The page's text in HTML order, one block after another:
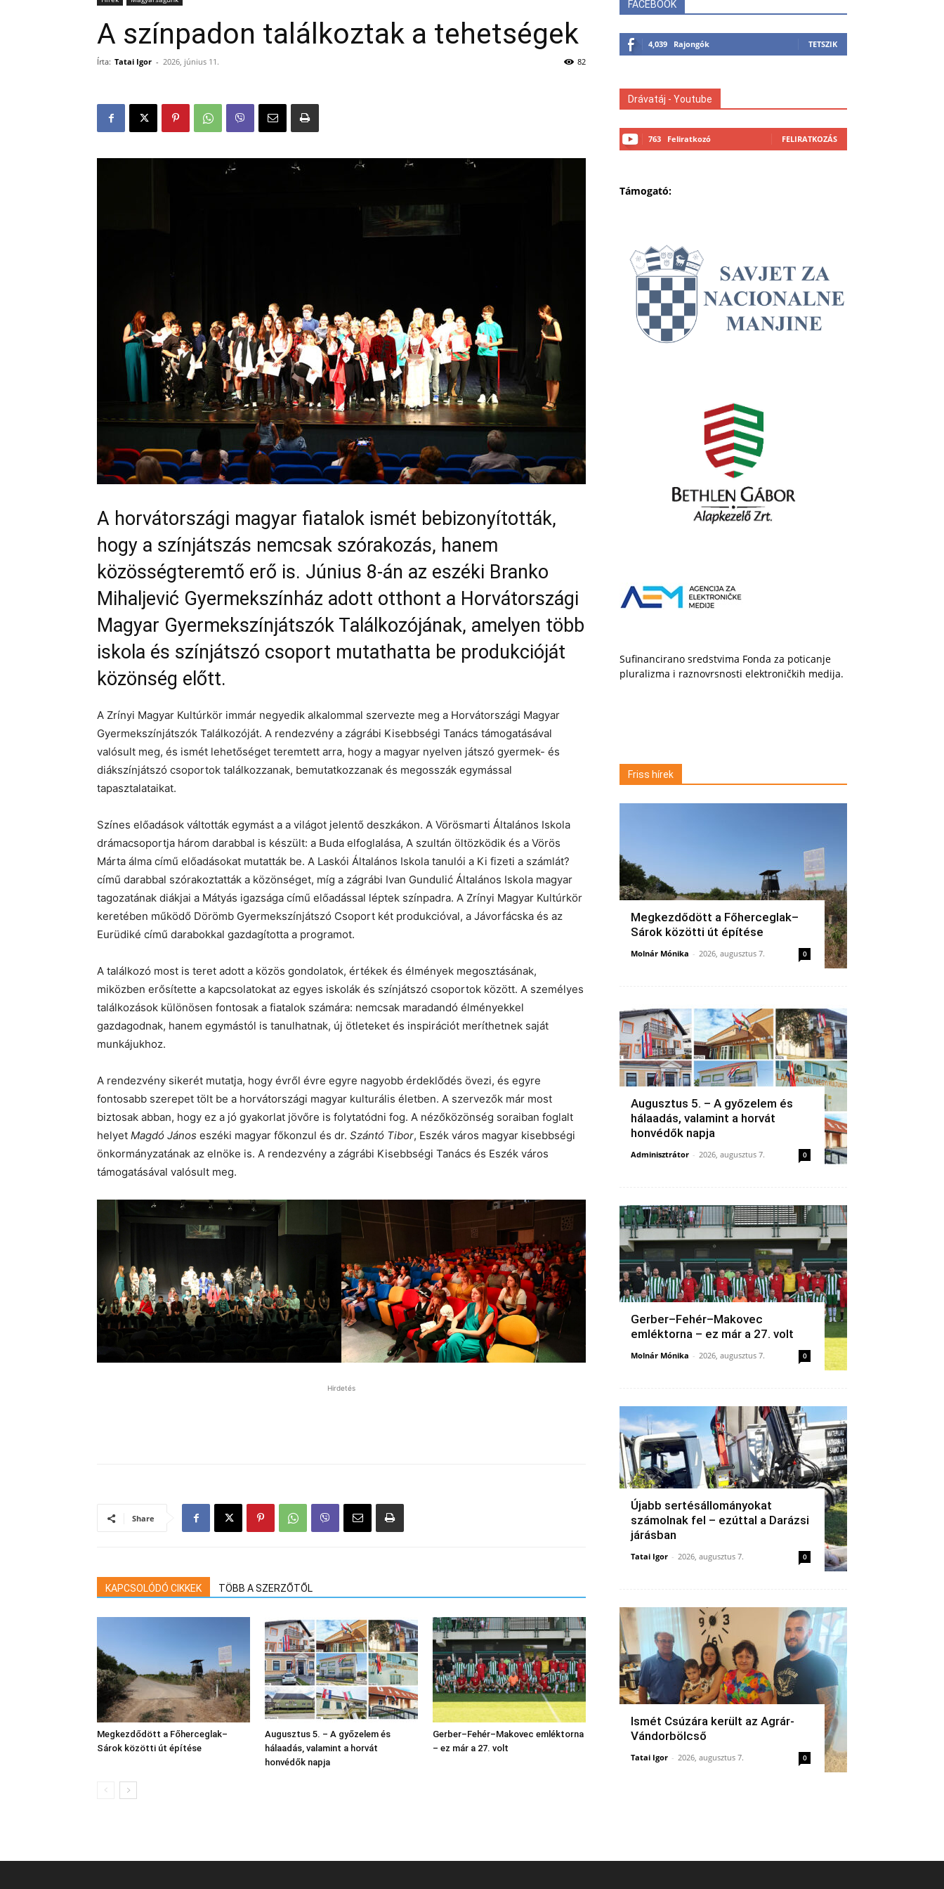
A színpadon találkoztak a tehetségek
Írta: Tatai Igor - 2026, június 11. 82
A horvátországi magyar fiatalok ismét bebizonyították,
hogy a színjátszás nemcsak szórakozás, hanem
közösségteremtő erő is. Június 8-án az eszéki Branko
Mihaljević Gyermekszínház adott otthont a Horvátországi
Magyar Gyermekszínjátszók Találkozójának, amelyen több
iskola és színjátszó csoport mutathatta be produkcióját
közönség előtt.
A Zrínyi Magyar Kultúrkör immár negyedik alkalommal szervezte meg a Horvátországi Magyar
Gyermekszínjátszók Találkozóját. A rendezvény a zágrábi Kisebbségi Tanács támogatásával
valósult meg, és ismét lehetőséget teremtett arra, hogy a magyar nyelven játszó gyermek- és
diákszínjátszó csoportok találkozzanak, bemutatkozzanak és megosszák egymással
tapasztalataikat.
Színes előadások váltották egymást a a világot jelentő deszkákon. A Vörösmarti Általános Iskola
drámacsoportja három darabbal is készült: a Buda elfoglalása, A szultán öltözködik és a Vörös
Márta álma című előadásokat mutatták be. A Laskói Általános Iskola tanulói a Ki fizeti a számlát?
című darabbal szórakoztatták a közönséget, míg a zágrábi Ivan Gundulić Általános Iskola magyar
tagozatának diákjai a Mátyás igazsága című előadással léptek színpadra. A Zrínyi Magyar Kultúrkör
keretében működő Dörömb Gyermekszínjátszó Csoport két produkcióval, a Jávorfácska és az
Eurüdiké című darabokkal gazdagította a programot.
A találkozó most is teret adott a közös gondolatok, értékek és élmények megosztásának,
miközben erősítette a kapcsolatokat az egyes iskolák és színjátszó csoportok között. A személyes
találkozások különösen fontosak a fiatalok számára: nemcsak maradandó élményekkel
gazdagodnak, hanem egymástól is tanulhatnak, új ötleteket és inspirációt meríthetnek saját
munkájukhoz.
A rendezvény sikerét mutatja, hogy évről évre egyre nagyobb érdeklődés övezi, és egyre
fontosabb szerepet tölt be a horvátországi magyar kulturális életben. A szervezők már most
biztosak abban, hogy ez a jó gyakorlat jövőre is folytatódni fog. A nézőközönség soraiban foglalt
helyet Magdó János eszéki magyar főkonzul és dr. Szántó Tibor, Eszék város magyar kisebbségi
önkormányzatának az elnöke is. A rendezvény a zágrábi Kisebbségi Tanács és Eszék város
támogatásával valósult meg.
Hirdetés
Share
KAPCSOLÓDÓ CIKKEK TÖBB A SZERZŐTŐL
Megkezdődött a Főherceglak–
Sárok közötti út építése
Augusztus 5. – A győzelem és
hálaadás, valamint a horvát
honvédők napja
Gerber–Fehér–Makovec emléktorna
– ez már a 27. volt
FACEBOOK
4,039 Rajongók TETSZIK
Drávatáj - Youtube
763 Feliratkozó FELIRATKOZÁS
Támogató:
Sufinancirano sredstvima Fonda za poticanje
pluralizma i raznovrsnosti elektroničkih medija.
Friss hírek
Megkezdődött a Főherceglak–
Sárok közötti út építése
Molnár Mónika - 2026, augusztus 7. 0
Augusztus 5. – A győzelem és
hálaadás, valamint a horvát
honvédők napja
Adminisztrátor - 2026, augusztus 7. 0
Gerber–Fehér–Makovec
emléktorna – ez már a 27. volt
Molnár Mónika - 2026, augusztus 7. 0
Újabb sertésállományokat
számolnak fel – ezúttal a Darázsi
járásban
Tatai Igor - 2026, augusztus 7. 0
Ismét Csúzára került az Agrár-
Vándorbölcső
Tatai Igor - 2026, augusztus 7. 0